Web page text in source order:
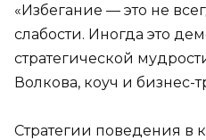
«Избегание — это не
слабости. Иногда это
стратегической
Волкова, коуч и бизнес-
Стратегии поведения в